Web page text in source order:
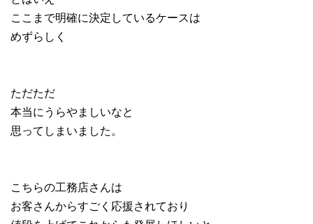
ここまで明確に決定しているケースは
めずらしく
ただただ
本当にうらやましいなと
思ってしまいました。
こちらの工務店さんは
お客さんからすごく応援されており